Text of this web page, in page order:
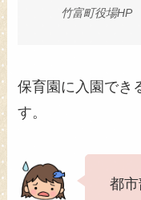
竹富町役場HP
保育園に入園でき
す。
都